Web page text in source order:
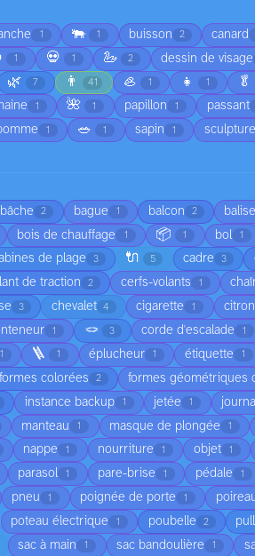
1 🐃 1 buisson 2 canard
1 💀 1 🦢 2 dessin de visage
🌿 7 👨 41 🦪 1 👧 1 🥬
1 🌺 1 papillon 1 passant
1 🥗 1 sapin 1
bâche 2 bague 1 balcon 2
bois de chauffage 1 📦 1 bol 1
de plage 3 🔌 5 cadre 3
de traction 2 cerfs-volants 1
3 chevalet 4 cigarette 1 citron
1 🪢 3 corde d'escalade 1
1 🪜 1 éplucheur 1 étiquette 1
formes colorées 2 formes géométriques
instance backup 1 jetée 1
manteau 1 masque de plongée 1
nappe 1 nourriture 1 objet 1
parasol 1 pare-brise 1 pédale 1
pneu 1 poignée de porte 1
poteau électrique 1 poubelle 2 pull
sac à main 1 sac bandoulière 1